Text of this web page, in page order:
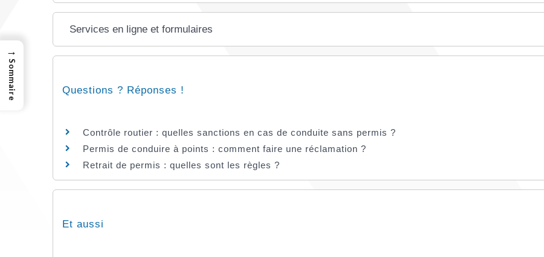
Services en ligne et formulaires
Questions ? Réponses !
Contrôle routier : quelles sanctions en cas de conduite sans permis ?
Permis de conduire à points : comment faire une réclamation ?
Retrait de permis : quelles sont les règles ?
Et aussi
→
Sommaire